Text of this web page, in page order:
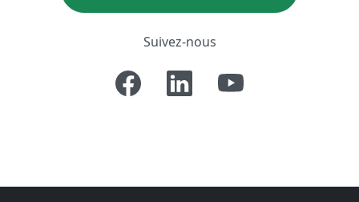
Suivez-nous